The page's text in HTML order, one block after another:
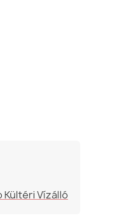
Kültéri Vízálló